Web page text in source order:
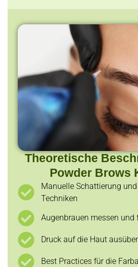
Theoretische
Powder Brows
Manuelle Schattierung
Techniken
Augenbrauen messen und
Druck auf die Haut
Best Practices für die